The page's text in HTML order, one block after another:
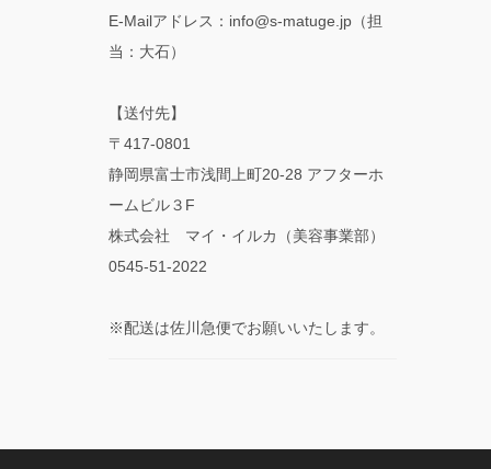
E-Mailアドレス：info@s-matuge.jp（担
当：大石）
【送付先】
〒417-0801
静岡県富士市浅間上町20-28 アフターホ
ームビル３F
株式会社 マイ・イルカ（美容事業部）
0545-51-2022
※配送は佐川急便でお願いいたします。